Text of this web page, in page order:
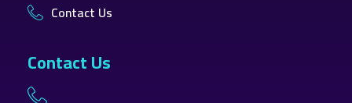
Contact Us
Contact Us